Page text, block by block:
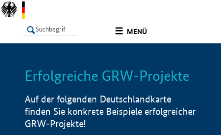
MENÜ
LISTE Info
Erfolgreiche GRW-Projekte
Auf der folgenden Deutschlandkarte
finden Sie konkrete Beispiele erfolgreicher
GRW-Projekte!